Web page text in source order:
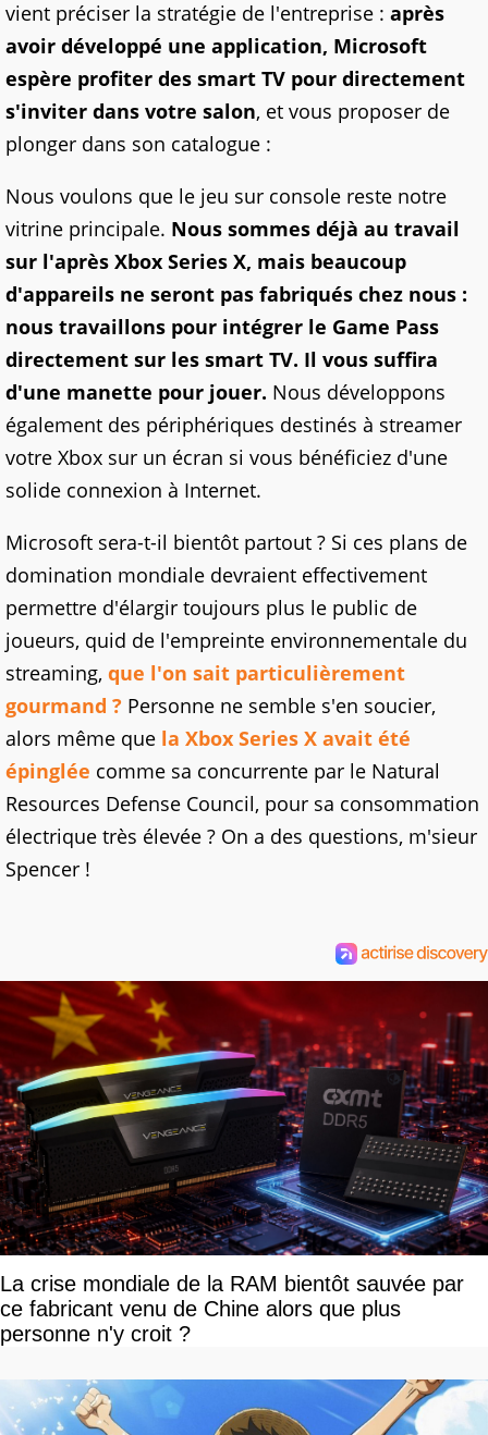
vient préciser la stratégie de l'entreprise : après
avoir développé une application, Microsoft
espère profiter des smart TV pour directement
s'inviter dans votre salon, et vous proposer de
plonger dans son catalogue :
Nous voulons que le jeu sur console reste notre
vitrine principale. Nous sommes déjà au travail
sur l'après Xbox Series X, mais beaucoup
d'appareils ne seront pas fabriqués chez nous :
nous travaillons pour intégrer le Game Pass
directement sur les smart TV. Il vous suffira
d'une manette pour jouer. Nous développons
également des périphériques destinés à streamer
votre Xbox sur un écran si vous bénéficiez d'une
solide connexion à Internet.
Microsoft sera-t-il bientôt partout ? Si ces plans de
domination mondiale devraient effectivement
permettre d'élargir toujours plus le public de
joueurs, quid de l'empreinte environnementale du
streaming, que l'on sait particulièrement
gourmand ? Personne ne semble s'en soucier,
alors même que la Xbox Series X avait été
épinglée comme sa concurrente par le Natural
Resources Defense Council, pour sa consommation
électrique très élevée ? On a des questions, m'sieur
Spencer !
La crise mondiale de la RAM bientôt sauvée par
ce fabricant venu de Chine alors que plus
personne n'y croit ?